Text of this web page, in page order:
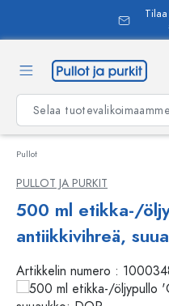
Pullot
PULLOT JA PURKIT
500 ml etikka-/
antiikkivihreä,
Artikkelin numero :